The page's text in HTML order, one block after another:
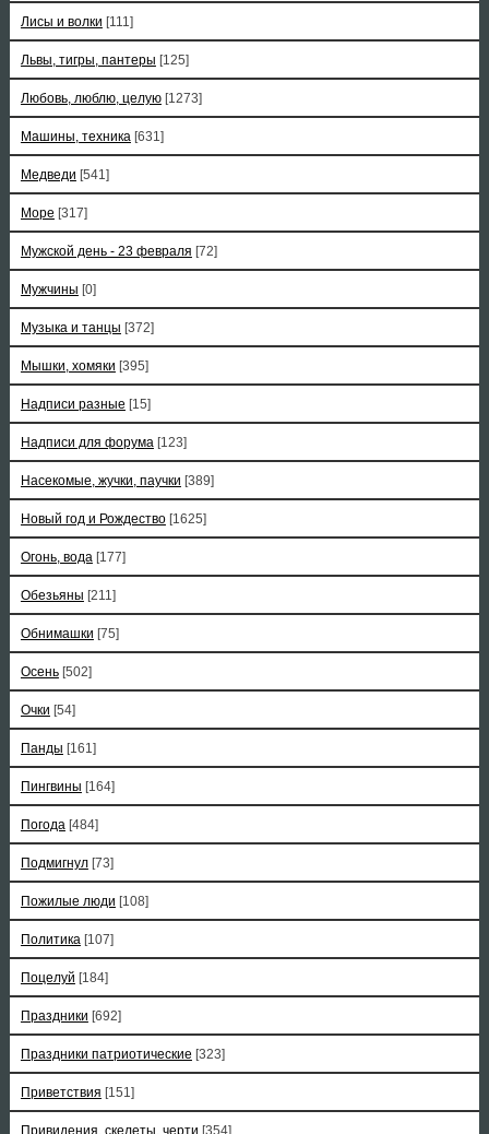
Лисы и волки [111]
Львы, тигры, пантеры [125]
Любовь, люблю, целую [1273]
Машины, техника [631]
Медведи [541]
Море [317]
Мужской день - 23 февраля [72]
Мужчины [0]
Музыка и танцы [372]
Мышки, хомяки [395]
Надписи разные [15]
Надписи для форума [123]
Насекомые, жучки, паучки [389]
Новый год и Рождество [1625]
Огонь, вода [177]
Обезьяны [211]
Обнимашки [75]
Осень [502]
Очки [54]
Панды [161]
Пингвины [164]
Погода [484]
Подмигнул [73]
Пожилые люди [108]
Политика [107]
Поцелуй [184]
Праздники [692]
Праздники патриотические [323]
Приветствия [151]
Привидения, скелеты, черти [354]